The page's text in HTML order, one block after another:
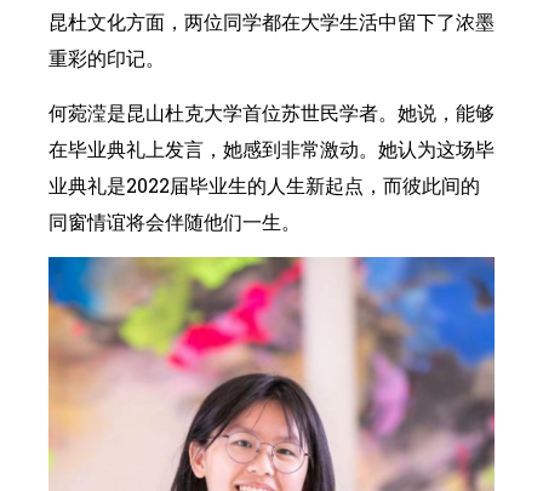
昆杜文化方面，两位同学都在大学生活中留下了浓墨
重彩的印记。
何菀滢是昆山杜克大学首位苏世民学者。她说，能够
在毕业典礼上发言，她感到非常激动。她认为这场毕
业典礼是2022届毕业生的人生新起点，而彼此间的
同窗情谊将会伴随他们一生。